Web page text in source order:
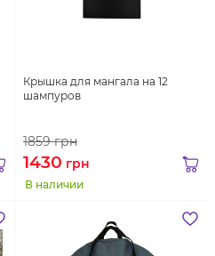
Крышка для мангала на 12
шампуров
1859грн
1430 грн
В наличии